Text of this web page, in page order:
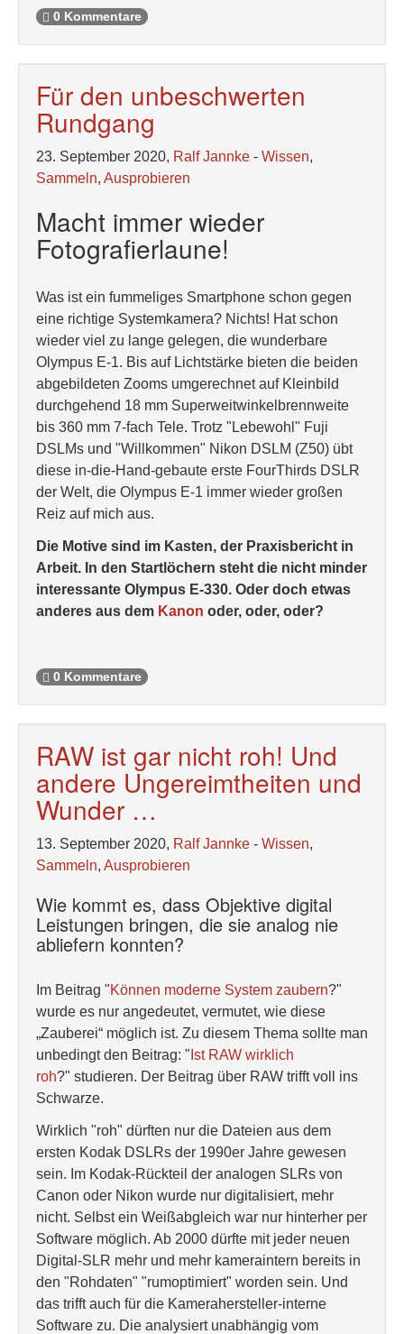
0 Kommentare
Für den unbeschwerten
Rundgang
23. September 2020, Ralf Jannke - Wissen,
Sammeln, Ausprobieren
Macht immer wieder
Fotografierlaune!
Was ist ein fummeliges Smartphone schon gegen
eine richtige Systemkamera? Nichts! Hat schon
wieder viel zu lange gelegen, die wunderbare
Olympus E-1. Bis auf Lichtstärke bieten die beiden
abgebildeten Zooms umgerechnet auf Kleinbild
durchgehend 18 mm Superweitwinkelbrennweite
bis 360 mm 7-fach Tele. Trotz "Lebewohl" Fuji
DSLMs und "Willkommen" Nikon DSLM (Z50) übt
diese in-die-Hand-gebaute erste FourThirds DSLR
der Welt, die Olympus E-1 immer wieder großen
Reiz auf mich aus.
Die Motive sind im Kasten, der Praxisbericht in
Arbeit. In den Startlöchern steht die nicht minder
interessante Olympus E-330. Oder doch etwas
anderes aus dem Kanon oder, oder, oder?
0 Kommentare
RAW ist gar nicht roh! Und
andere Ungereimtheiten und
Wunder …
13. September 2020, Ralf Jannke - Wissen,
Sammeln, Ausprobieren
Wie kommt es, dass Objektive digital
Leistungen bringen, die sie analog nie
abliefern konnten?
Im Beitrag "Können moderne System zaubern?"
wurde es nur angedeutet, vermutet, wie diese
„Zauberei“ möglich ist. Zu diesem Thema sollte man
unbedingt den Beitrag: " Ist RAW wirklich
roh?" studieren. Der Beitrag über RAW trifft voll ins
Schwarze.
Wirklich "roh" dürften nur die Dateien aus dem
ersten Kodak DSLRs der 1990er Jahre gewesen
sein. Im Kodak-Rückteil der analogen SLRs von
Canon oder Nikon wurde nur digitalisiert, mehr
nicht. Selbst ein Weißabgleich war nur hinterher per
Software möglich. Ab 2000 dürfte mit jeder neuen
Digital-SLR mehr und mehr kameraintern bereits in
den "Rohdaten" "rumoptimiert" worden sein. Und
das trifft auch für die Kamerahersteller-interne
Software zu. Die analysiert unabhängig vom